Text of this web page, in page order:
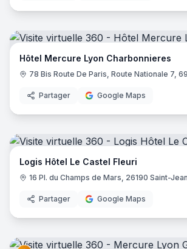
Hôtel Mercure Lyon Charbonnieres
Partager Google Maps
Logis Hôtel Le Castel Fleuri
16 Pl. du Champs de Mars, 26190 Saint-
Partager Google Maps